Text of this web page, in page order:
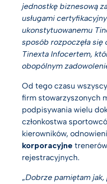
jednostkę biznesową
usługami
ukonstytuowanemu
sposób rozpoczęła się
Tinexta Infocertem,
obopólnym
Od tego czasu
firm stowarzyszonych
podpisywania wielu
członkostwa
kierowników,
korporacyjne
rejestracyjnych.
„Dobrze pamiętam jak,